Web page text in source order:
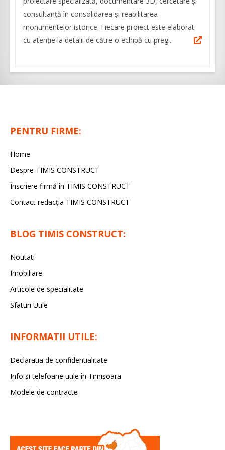
consultanță în consolidarea și reabilitarea
monumentelor istorice. Fiecare proiect este elaborat
cu atenţie la detalii de către o echipă cu preg...
PENTRU FIRME:
Home
Despre TIMIS CONSTRUCT
Înscriere firmă în TIMIS CONSTRUCT
Contact redacția TIMIS CONSTRUCT
BLOG TIMIS CONSTRUCT:
Noutati
Imobiliare
Articole de specialitate
Sfaturi Utile
INFORMATII UTILE:
Declaratia de confidentialitate
Info și telefoane utile în Timișoara
Modele de contracte